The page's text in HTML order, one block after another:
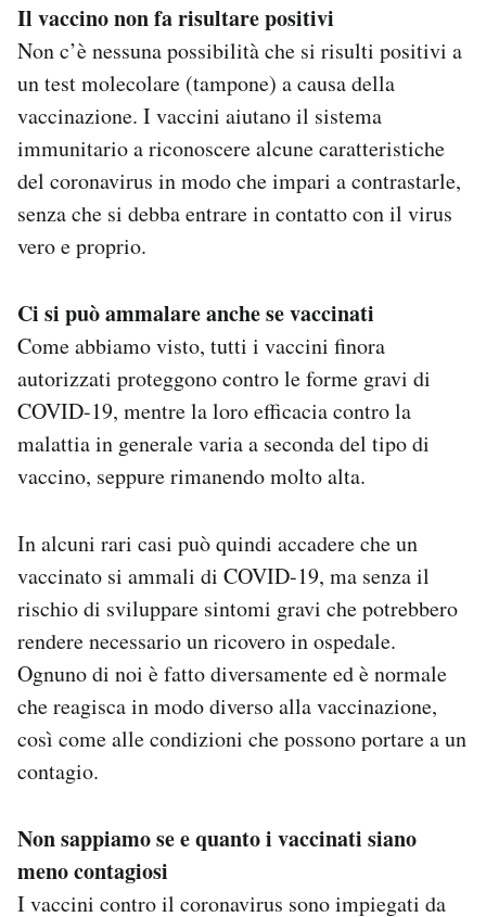
Il vaccino non fa risultare positivi
Non c’è nessuna possibilità che si risulti positivi a
un test molecolare (tampone) a causa della
vaccinazione. I vaccini aiutano il sistema
immunitario a riconoscere alcune caratteristiche
del coronavirus in modo che impari a contrastarle,
senza che si debba entrare in contatto con il virus
vero e proprio.
Ci si può ammalare anche se vaccinati
Come abbiamo visto, tutti i vaccini finora
autorizzati proteggono contro le forme gravi di
COVID-19, mentre la loro efficacia contro la
malattia in generale varia a seconda del tipo di
vaccino, seppure rimanendo molto alta.
In alcuni rari casi può quindi accadere che un
vaccinato si ammali di COVID-19, ma senza il
rischio di sviluppare sintomi gravi che potrebbero
rendere necessario un ricovero in ospedale.
Ognuno di noi è fatto diversamente ed è normale
che reagisca in modo diverso alla vaccinazione,
così come alle condizioni che possono portare a un
contagio.
Non sappiamo se e quanto i vaccinati siano
meno contagiosi
I vaccini contro il coronavirus sono impiegati da